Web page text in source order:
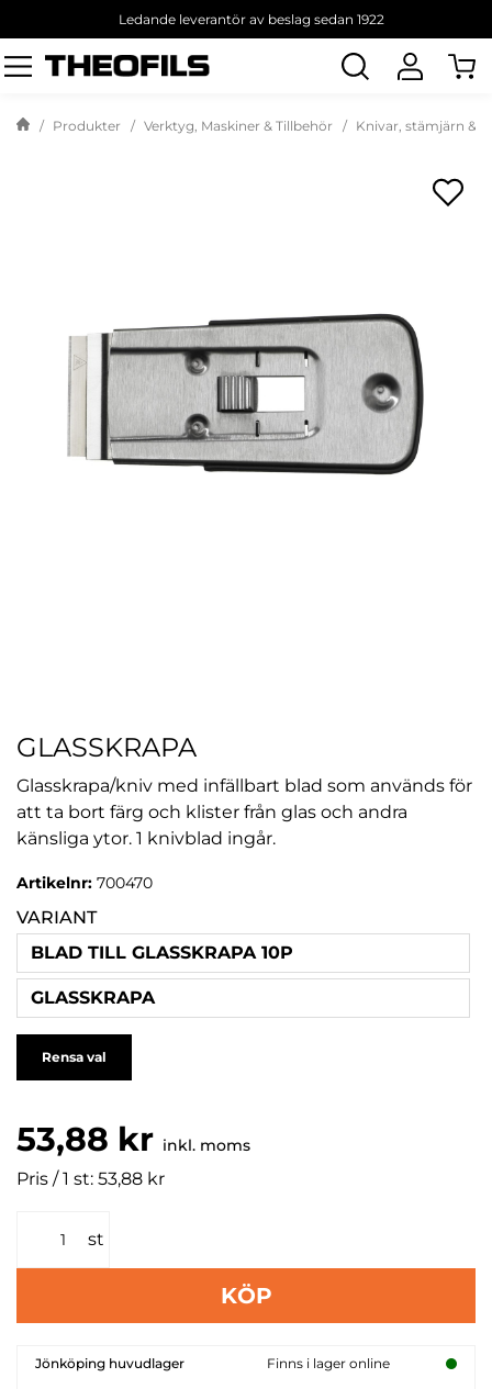
Ledande leverantör av beslag sedan 1922
Sök
produkt
Produkter Verktyg, Maskiner & Tillbehör Knivar, stämjärn &
GLASSKRAPA
Glasskrapa/kniv med infällbart blad som används för
att ta bort färg och klister från glas och andra
känsliga ytor. 1 knivblad ingår.
Artikelnr: 700470
VARIANT
BLAD TILL GLASSKRAPA 10P
GLASSKRAPA
Rensa val
53,88 kr inkl. moms
Pris / 1 st: 53,88 kr
st
KÖP
Jönköping huvudlager Finns i lager online